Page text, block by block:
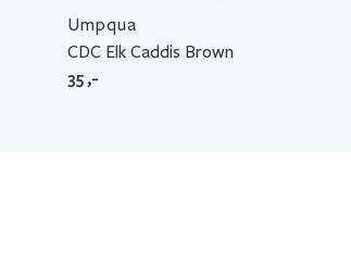
Umpqua
CDC Elk Caddis Brown
35 ,-